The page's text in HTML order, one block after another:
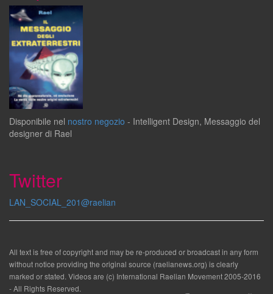
Disponibile nel nostro negozio - Intelligent Design, Messaggio del
designer di Rael
Twitter
LAN_SOCIAL_201@raelian
All text is free of copyright and may be re-produced or broadcast in any form
without notice providing the original source (raelianews.org) is clearly
marked or stated. Videos are (c) International Raelian Movement 2005-2016
- All Rights Reserved.